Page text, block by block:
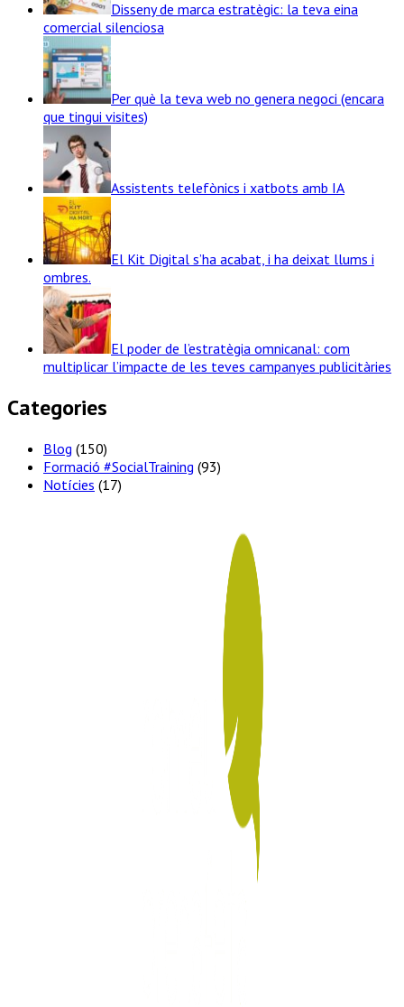
Disseny de marca estratègic: la teva eina
comercial silenciosa
Per què la teva web no genera negoci (encara
que tingui visites)
Assistents telefònics i xatbots amb IA
El Kit Digital s’ha acabat, i ha deixat llums i
ombres.
El poder de l’estratègia omnicanal: com
multiplicar l’impacte de les teves campanyes publicitàries
Categories
Blog (150)
Formació #SocialTraining (93)
Notícies (17)